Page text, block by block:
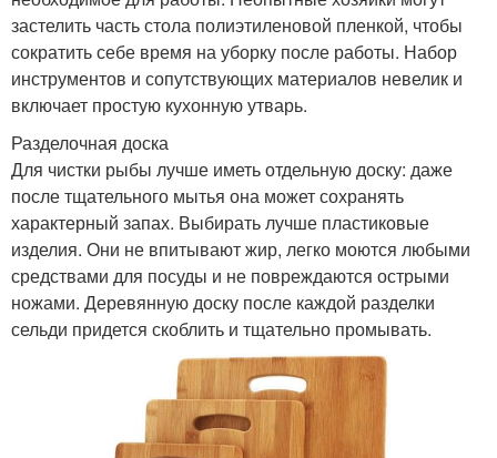
застелить часть стола полиэтиленовой пленкой, чтобы
сократить себе время на уборку после работы. Набор
инструментов и сопутствующих материалов невелик и
включает простую кухонную утварь.
Разделочная доска
Для чистки рыбы лучше иметь отдельную доску: даже
после тщательного мытья она может сохранять
характерный запах. Выбирать лучше пластиковые
изделия. Они не впитывают жир, легко моются любыми
средствами для посуды и не повреждаются острыми
ножами. Деревянную доску после каждой разделки
сельди придется скоблить и тщательно промывать.